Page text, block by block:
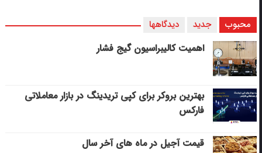
محبوب جدید دیدگاهها
اهمیت کالیبراسیون گیج فشار
بهترین بروکر برای کپی‌ تریدینگ در بازار معاملاتی
فارکس
قیمت آجیل در ماه های آخر سال